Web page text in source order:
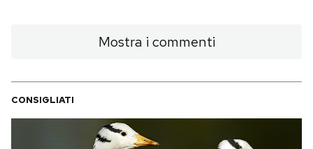
Mostra i commenti
CONSIGLIATI